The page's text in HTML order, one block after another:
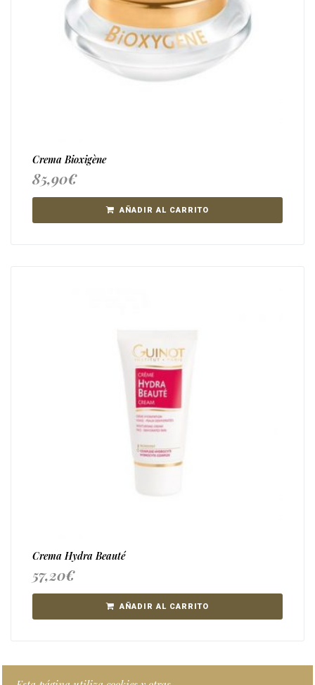
Crema Bioxigène
85,90€
AÑADIR AL CARRITO
Crema Hydra Beauté
57,20€
AÑADIR AL CARRITO